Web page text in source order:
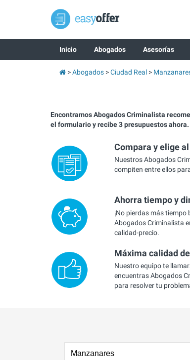
Inicio Abogados Asesorías
Abogados Ciudad Real
Encontramos Abogados Criminalista
el formulario y recibe 3 presupuestos ahora.
Compara y elige
Nuestros Abogados
compiten entre ellos
Ahorra tiempo y
¡No pierdas más
Abogados Criminalista
calidad-precio.
Máxima calidad
Nuestro equipo te
encuentras Abogados
para resolver tu